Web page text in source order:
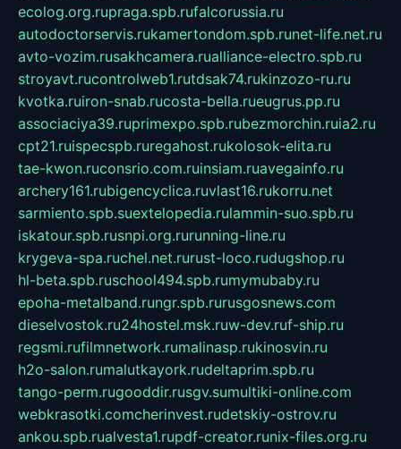
ecolog.org.rupraga.spb.rufalcorussia.ru
autodoctorservis.rukamertondom.spb.runet-life.net.ru
avto-vozim.rusakhcamera.rualliance-electro.spb.ru
stroyavt.rucontrolweb1.rutdsak74.rukinzozo-ru.ru
kvotka.ruiron-snab.rucosta-bella.rueugrus.pp.ru
associaciya39.ruprimexpo.spb.rubezmorchin.ruia2.ru
cpt21.ruispecspb.ruregahost.rukolosok-elita.ru
tae-kwon.ruconsrio.com.ruinsiam.ruavegainfo.ru
archery161.rubigencyclica.ruvlast16.rukorru.net
sarmiento.spb.suextelopedia.rulammin-suo.spb.ru
iskatour.spb.rusnpi.org.rurunning-line.ru
krygeva-spa.ruchel.net.rurust-loco.rudugshop.ru
hl-beta.spb.ruschool494.spb.rumymubaby.ru
epoha-metalband.rungr.spb.rurusgosnews.com
dieselvostok.ru24hostel.msk.ruw-dev.ruf-ship.ru
regsmi.rufilmnetwork.rumalinasp.rukinosvin.ru
h2o-salon.rumalutkayork.rudeltaprim.spb.ru
tango-perm.rugooddir.rusgv.sumultiki-online.com
webkrasotki.comcherinvest.rudetskiy-ostrov.ru
ankou.spb.rualvesta1.rupdf-creator.runix-files.org.ru